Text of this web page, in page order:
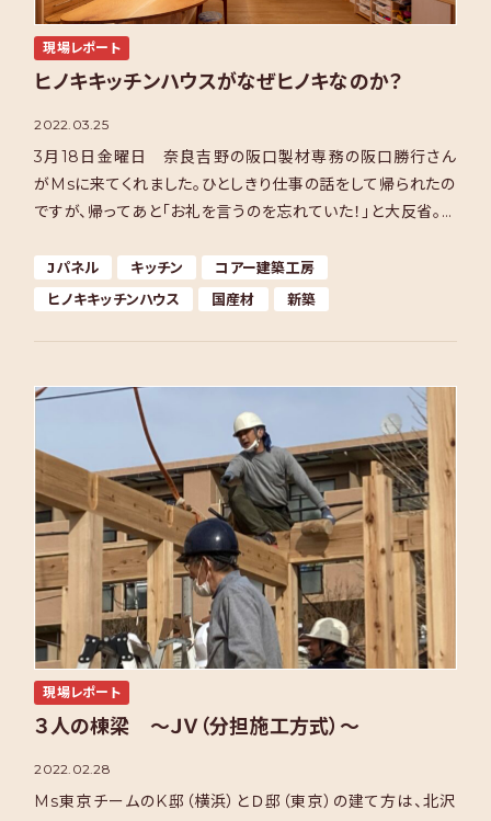
現場レポート
ヒノキキッチンハウスがなぜヒノキなのか？
2022.03.25
3月18日金曜日 奈良吉野の阪口製材専務の阪口勝行さん
がMsに来てくれました。ひとしきり仕事の話をして帰られたの
ですが、帰ってあと「お礼を言うのを忘れていた！」と大反省。お
Jパネル キッチン
コアー建築工房
ヒノキキッチンハウス
国産材 新築
現場レポート
３人の棟梁 ～ＪＶ（分担施工方式）～
2022.02.28
Ms東京チームのK邸（横浜）とＤ邸（東京）の建て方は、北沢